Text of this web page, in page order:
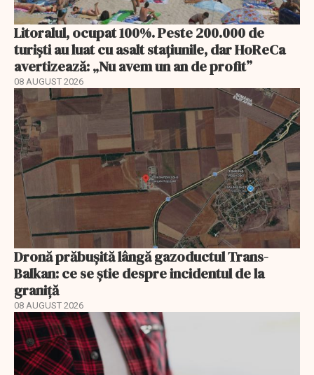
Litoralul, ocupat 100%. Peste 200.000 de
turiști au luat cu asalt stațiunile, dar HoReCa
avertizează: „Nu avem un an de profit”
08 AUGUST 2026
Dronă prăbușită lângă gazoductul Trans-
Balkan: ce se știe despre incidentul de la
graniță
08 AUGUST 2026